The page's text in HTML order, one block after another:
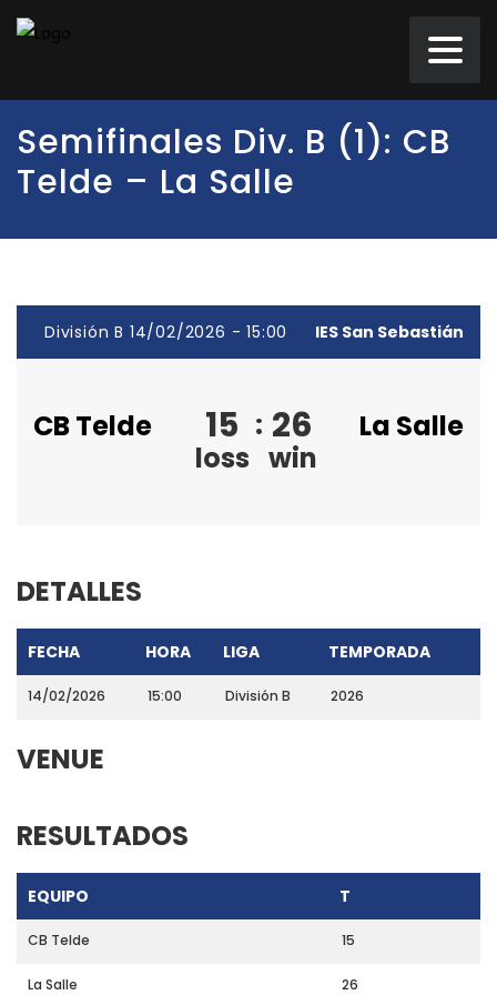
Semifinales Div. B (1): CB
Telde – La Salle
División B 14/02/2026 - 15:00 IES San Sebastián
CB Telde 15
loss
: 26
win
La Salle
DETALLES
FECHA HORA LIGA TEMPORADA
14/02/2026 15:00 División B 2026
VENUE
RESULTADOS
EQUIPO T
CB Telde 15
La Salle 26